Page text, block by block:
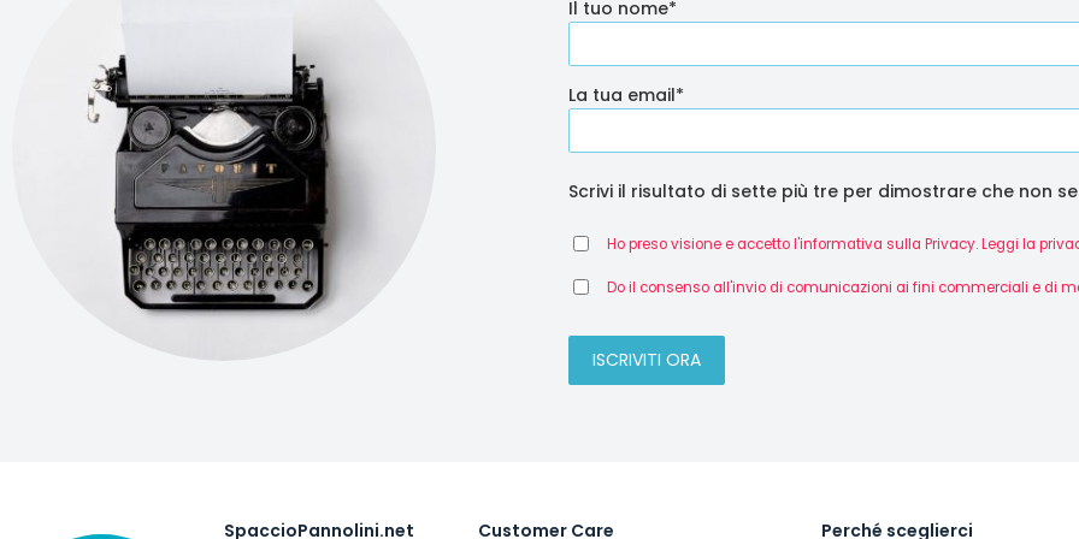
Il tuo nome*
La tua email*
Scrivi il risultato di sette più tre per dimostrare che non
Ho preso visione e accetto l'informativa sulla Privacy. Leggi la
Do il consenso all'invio di comunicazioni ai fini commerciali e di
SpaccioPannolini.net Customer Care Perché sceglierci